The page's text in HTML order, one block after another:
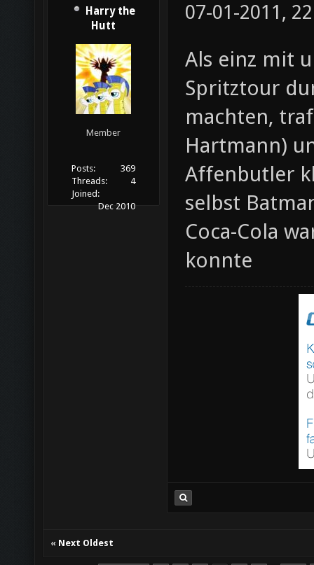
Harry the
Hutt
Member
Posts:
369
Threads:
4
Joined:
Dec 2010
07-01-2011,
Als einz mit
Spritztour
machten,
Hartmann)
Affenbutler
selbst
Coca-Cola
konnte
« Next Oldest